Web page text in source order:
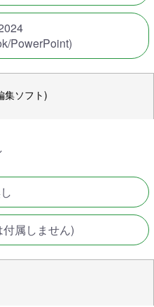
PowerPoint)
集ソフト)
属しません)